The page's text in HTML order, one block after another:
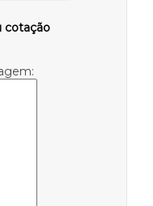
cotação